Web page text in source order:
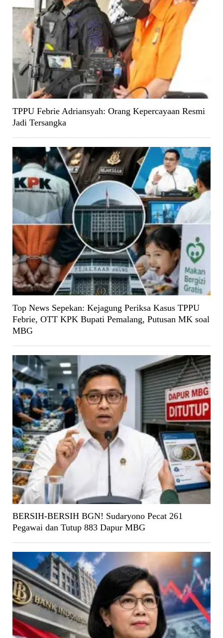
TPPU Febrie Adriansyah: Orang Kepercayaan Resmi
Jadi Tersangka
Top News Sepekan: Kejagung Periksa Kasus TPPU
Febrie, OTT KPK Bupati Pemalang, Putusan MK soal
MBG
BERSIH-BERSIH BGN! Sudaryono Pecat 261
Pegawai dan Tutup 883 Dapur MBG